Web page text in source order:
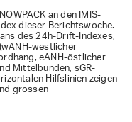
an den IMIS-
dieser Berichtswoche.
des 24h-Drift-Indexes,
westlicher
eANH-östlicher
Mittelbünden, sGR-
Hilfslinien zeigen
grossen